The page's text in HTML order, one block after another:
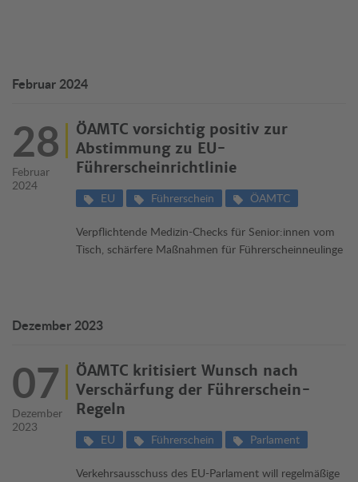
Februar 2024
28
Februar
2024
ÖAMTC vorsichtig positiv zur
Abstimmung zu EU-
Führerscheinrichtlinie
EU Führerschein ÖAMTC
Verpflichtende Medizin-Checks für Senior:innen vom
Tisch, schärfere Maßnahmen für Führerscheinneulinge
Dezember 2023
07
Dezember
2023
ÖAMTC kritisiert Wunsch nach
Verschärfung der Führerschein-
Regeln
EU Führerschein Parlament
Verkehrsausschuss des EU-Parlament will regelmäßige